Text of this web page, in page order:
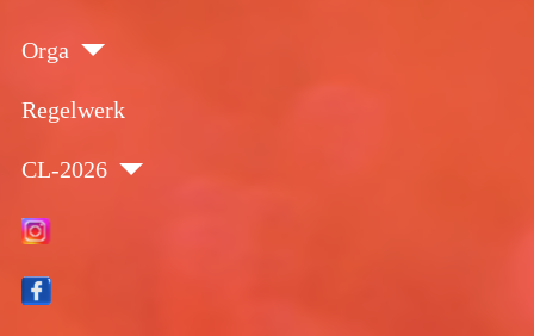
Orga
Regelwerk
CL-2026
Insta
Face